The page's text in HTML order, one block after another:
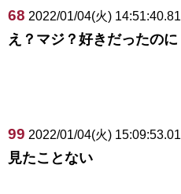
68 2022/01/04(火) 14:51:40.81
え？マジ？好きだったのに
99 2022/01/04(火) 15:09:53.01
見たことない